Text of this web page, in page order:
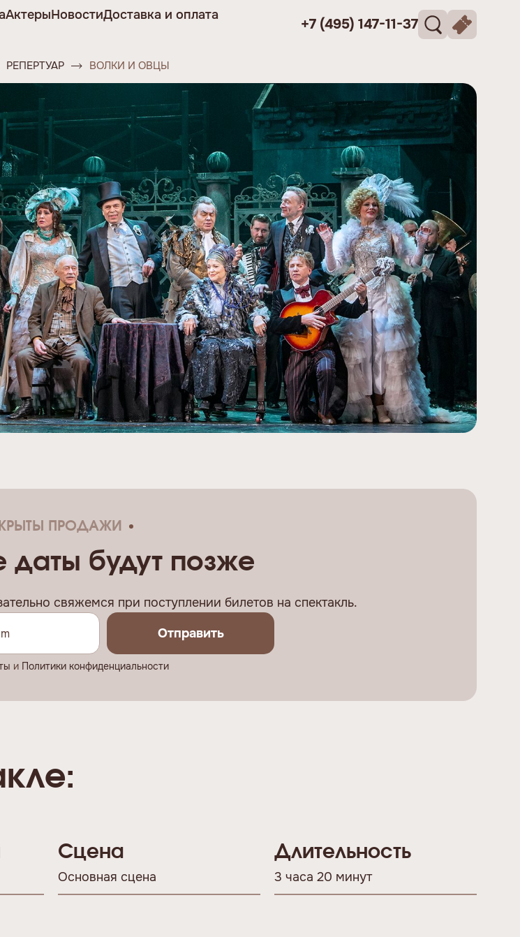
АктерыНовостиДоставка и оплата
+7 (495) 147-11-37
РЕПЕРТУАР ВОЛКИ И ОВЦЫ
ПРОДАЖИ
даты будут позже
свяжемся при поступлении билетов на спектакль.
Отправить
и Политики конфиденциальности
Сцена
Основная сцена
Длительность
3 часа 20 минут